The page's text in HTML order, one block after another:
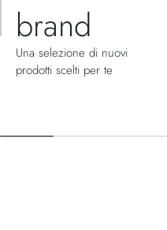
brand
Una selezione di nuovi
prodotti scelti per te